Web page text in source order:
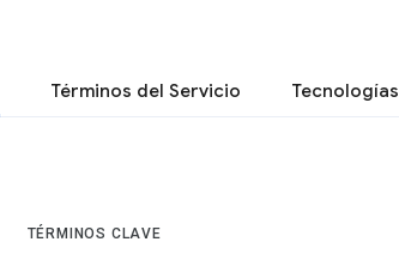
Términos del Servicio Tecnologías
TÉRMINOS CLAVE